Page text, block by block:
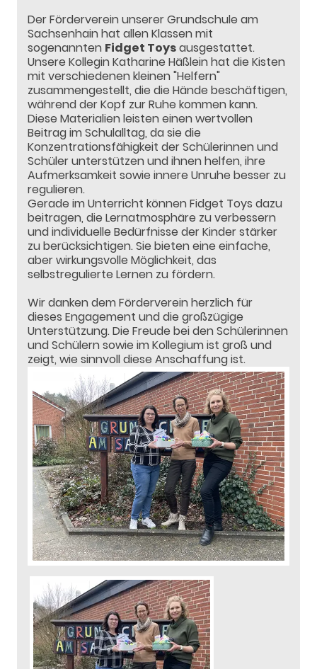
Der Förderverein unserer Grundschule am
Sachsenhain hat allen Klassen mit
sogenannten Fidget Toysausgestattet.
Unsere Kollegin Katharine Häßlein hat die Kisten
mit verschiedenen kleinen "Helfern"
zusammengestellt, die die Hände beschäftigen,
während der Kopf zur Ruhe kommen kann.
Diese Materialien leisten einen wertvollen
Beitrag im Schulalltag, da sie die
Konzentrationsfähigkeit der Schülerinnen und
Schüler unterstützen und ihnen helfen, ihre
Aufmerksamkeit sowie innere Unruhe besser zu
regulieren.
Gerade im Unterricht können Fidget Toys dazu
beitragen, die Lernatmosphäre zu verbessern
und individuelle Bedürfnisse der Kinder stärker
zu berücksichtigen. Sie bieten eine einfache,
aber wirkungsvolle Möglichkeit, das
selbstregulierte Lernen zu fördern.
Wir danken dem Förderverein herzlich für
dieses Engagement und die großzügige
Unterstützung. Die Freude bei den Schülerinnen
und Schülern sowie im Kollegium ist groß und
zeigt, wie sinnvoll diese Anschaffung ist.